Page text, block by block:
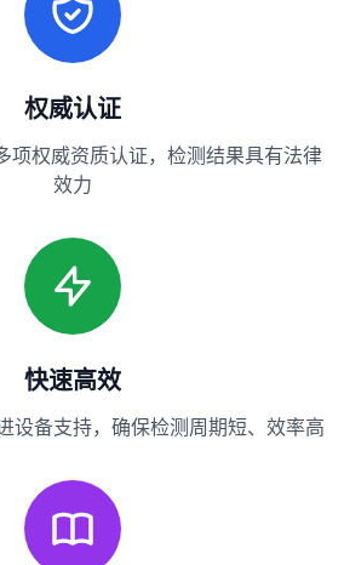
权威认证
项权威资质认证，检测结果具有法律
效力
快速高效
设备支持，确保检测周期短、效率高